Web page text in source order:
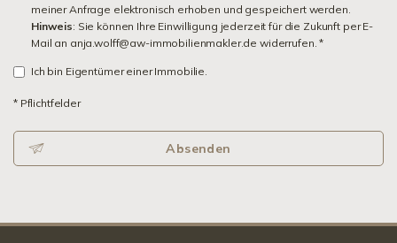
meiner Anfrage elektronisch erhoben und gespeichert werden.
Hinweis: Sie können Ihre Einwilligung jederzeit für die Zukunft per E-
Mail an anja.wolff@aw-immobilienmakler.de widerrufen. *
Ich bin Eigentümer einer Immobilie.
* Pflichtfelder
Absenden